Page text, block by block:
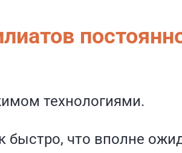
технологиями.
быстро, что вполне